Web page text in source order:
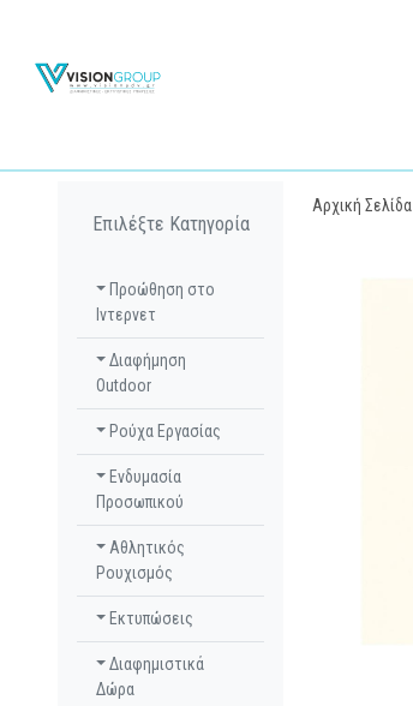
Επιλέξτε Κατηγορία
Προώθηση στο
Ιντερνετ
Διαφήμηση
Outdoor
Ρούχα Εργασίας
Ενδυμασία
Προσωπικού
Αθλητικός
Ρουχισμός
Εκτυπώσεις
Διαφημιστικά
Δώρα
Αρχική Σελίδα